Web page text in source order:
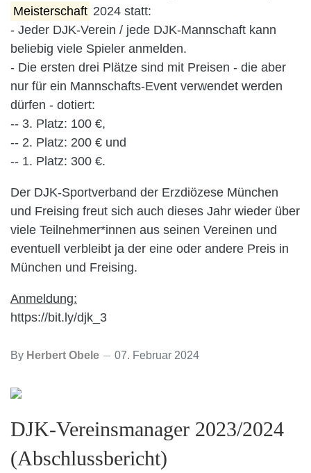
Meisterschaft 2024 statt:
- Jeder DJK-Verein / jede DJK-Mannschaft kann
beliebig viele Spieler anmelden.
- Die ersten drei Plätze sind mit Preisen - die aber
nur für ein Mannschafts-Event verwendet werden
dürfen - dotiert:
-- 3. Platz: 100 €,
-- 2. Platz: 200 € und
-- 1. Platz: 300 €.
Der DJK-Sportverband der Erzdiözese München
und Freising freut sich auch dieses Jahr wieder über
viele Teilnehmer*innen aus seinen Vereinen und
eventuell verbleibt ja der eine oder andere Preis in
München und Freising.
Anmeldung:
https://bit.ly/djk_3
By Herbert Obele 07. Februar 2024
DJK-Vereinsmanager 2023/2024
(Abschlussbericht)